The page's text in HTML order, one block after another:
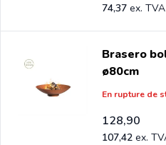
74,37
Brasero
ø80cm
En rupture de
128,90
107,42